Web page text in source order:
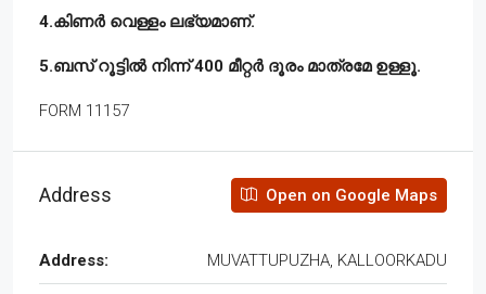
4.കിണർ വെള്ളം ലഭ്യമാണ്.
5.ബസ് റൂട്ടിൽ നിന്ന് 400 മീറ്റർ ദൂരം മാത്രമേ ഉള്ളൂ.
FORM 11157
Address Open on Google Maps
Address: MUVATTUPUZHA, KALLOORKADU